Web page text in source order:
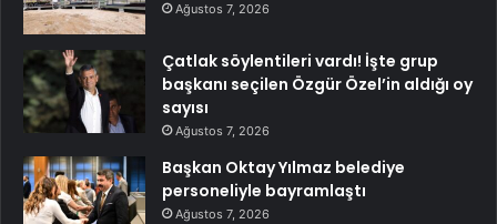
Ağustos 7, 2026
Çatlak söylentileri vardı! İşte grup
başkanı seçilen Özgür Özel’in aldığı oy
sayısı
Ağustos 7, 2026
Başkan Oktay Yılmaz belediye
personeliyle bayramlaştı
Ağustos 7, 2026